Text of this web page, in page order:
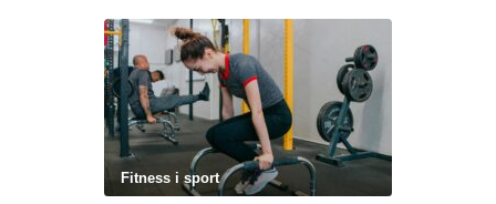
Fitness i sport